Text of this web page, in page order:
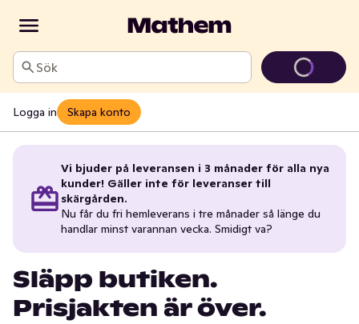
Sök
Logga in Skapa konto
Vi bjuder på leveransen i 3 månader för alla nya
kunder! Gäller inte för leveranser till
skärgården.
Nu får du fri hemleverans i tre månader så länge du
handlar minst varannan vecka. Smidigt va?
Släpp butiken.
Prisjakten är över.